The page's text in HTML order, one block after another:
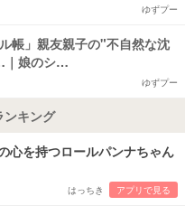
ゆずプー
帳」親友親子の"不自然な沈
｜娘のシ…
ゆずプー
ンキング
心を持つロールパンナちゃん
はっちき アプリで見る